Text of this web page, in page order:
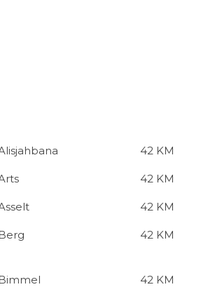
42 KM
42 KM
42 KM
42 KM
42 KM